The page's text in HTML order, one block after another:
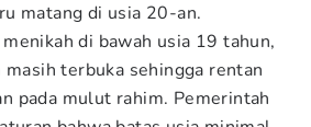
matang di usia 20-an.
di bawah usia 19 tahun,
terbuka sehingga rentan
pada mulut rahim. Pemerintah